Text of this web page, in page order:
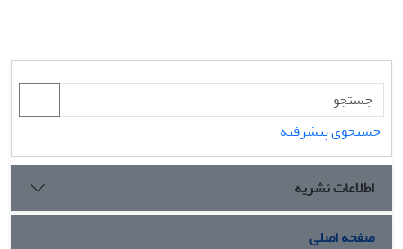
جستجوی پیشرفته
اطلاعات نشریه
صفحه اصلی